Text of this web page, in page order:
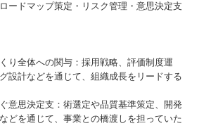
ードマップ策定・リスク管理・意思決定支
り全体への関与：採用戦略、評価制度運
設計などを通じて、組織成長をリードする
意思決定支：術選定や品質基準策定、開発
どを通じて、事業との橋渡しを担っていた